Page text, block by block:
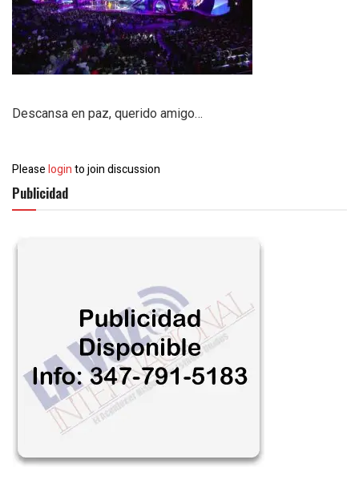
Descansa en paz, querido amigo…
Pleaseloginto join discussion
Publicidad